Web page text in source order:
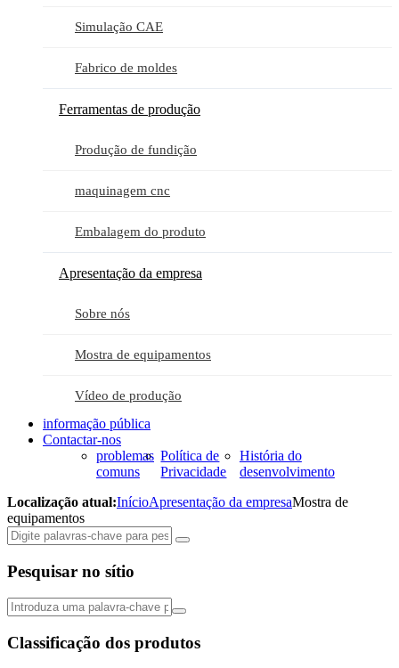
Simulação CAE
Fabrico de moldes
Ferramentas de produção
Produção de fundição
maquinagem cnc
Embalagem do produto
Apresentação da empresa
Sobre nós
Mostra de equipamentos
Vídeo de produção
informação pública
Contactar-nos
problemas
comuns
Política de
Privacidade
História do
desenvolvimento
Localização atual:InícioApresentação da empresaMostra de
equipamentos
Pesquisar no sítio
Classificação dos produtos